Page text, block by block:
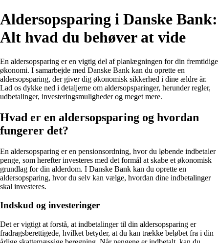
Aldersopsparing i Danske Bank:
Alt hvad du behøver at vide
En aldersopsparing er en vigtig del af planlægningen for din fremtidige
økonomi. I samarbejde med Danske Bank kan du oprette en
aldersopsparing, der giver dig økonomisk sikkerhed i dine ældre år.
Lad os dykke ned i detaljerne om aldersopsparinger, herunder regler,
udbetalinger, investeringsmuligheder og meget mere.
Hvad er en aldersopsparing og hvordan
fungerer det?
En aldersopsparing er en pensionsordning, hvor du løbende indbetaler
penge, som herefter investeres med det formål at skabe et økonomisk
grundlag for din alderdom. I Danske Bank kan du oprette en
aldersopsparing, hvor du selv kan vælge, hvordan dine indbetalinger
skal investeres.
Indskud og investeringer
Det er vigtigt at forstå, at indbetalinger til din aldersopsparing er
fradragsberettigede, hvilket betyder, at du kan trække beløbet fra i din